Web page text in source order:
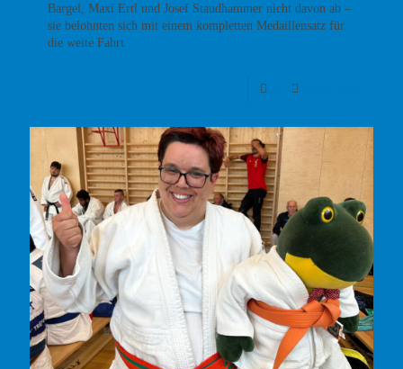
Bargel, Maxi Ertl und Josef Staudhammer nicht davon ab –
sie belohnten sich mit einem kompletten Medaillensatz für
die weite Fahrt.